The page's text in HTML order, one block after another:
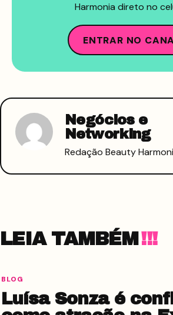
Harmonia direto no
ENTRAR NO
Negócios e
Networking
Redação Beauty
LEIA TAMBÉM
BLOG
Luísa Sonza é